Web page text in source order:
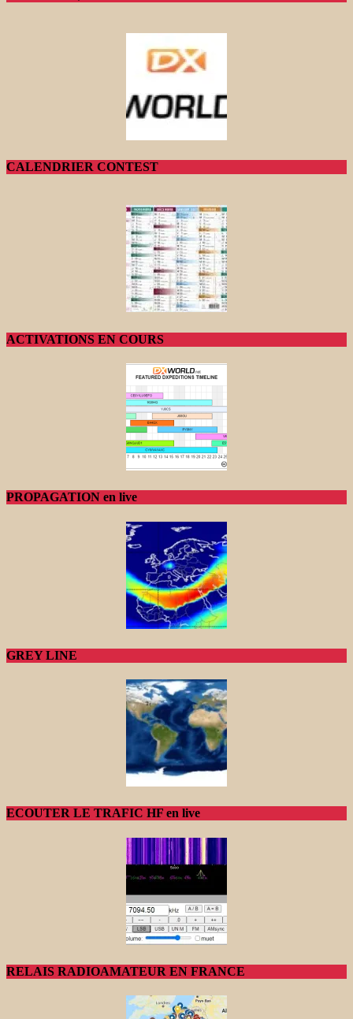
CALENDRIER CONTEST
ACTIVATIONS EN COURS
PROPAGATION en live
GREY LINE
ECOUTER LE TRAFIC HF en live
RELAIS RADIOAMATEUR EN FRANCE